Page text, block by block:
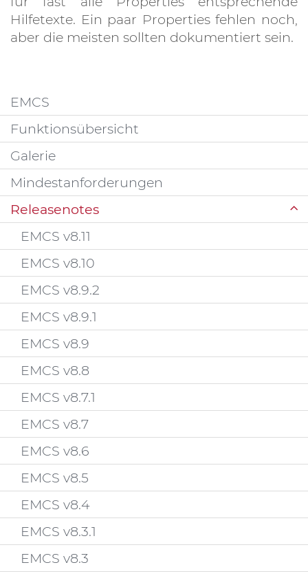
Hilfetexte. Ein paar Properties fehlen noch,
aber die meisten sollten dokumentiert sein.
EMCS
Funktionsübersicht
Galerie
Mindestanforderungen
Releasenotes
EMCS v8.11
EMCS v8.10
EMCS v8.9.2
EMCS v8.9.1
EMCS v8.9
EMCS v8.8
EMCS v8.7.1
EMCS v8.7
EMCS v8.6
EMCS v8.5
EMCS v8.4
EMCS v8.3.1
EMCS v8.3